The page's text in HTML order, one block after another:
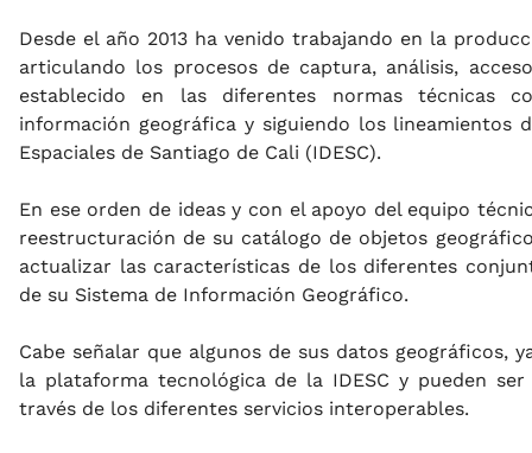
Desde el año 2013 ha venido trabajando en la
articulando los procesos de captura, análisis,
establecido en las diferentes normas técnicas
información geográfica y siguiendo los lineamientos
Espaciales de Santiago de Cali (IDESC).
En ese orden de ideas y con el apoyo del equipo
reestructuración de su catálogo de objetos
actualizar las características de los diferentes
de su Sistema de Información Geográfico.
Cabe señalar que algunos de sus datos geográficos,
la plataforma tecnológica de la IDESC y pueden
través de los diferentes servicios interoperables.